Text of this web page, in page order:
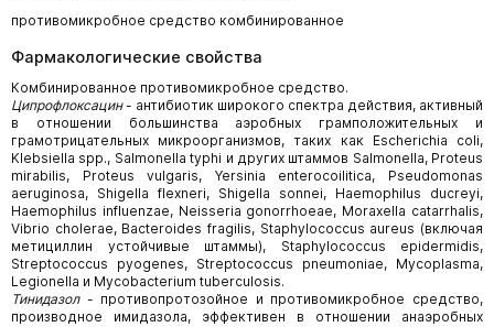
противомикробное средство комбинированное
Фармакологические свойства
Комбинированное противомикробное средство.
Ципрофлоксацин- антибиотик широкого спектра действия, активный
в отношении большинства аэробных грамположительных и
грамотрицательных микроорганизмов, таких как Escherichia coli,
Klebsiella spp., Salmonella typhi и других штаммов Salmonella, Proteus
mirabilis, Proteus vulgaris, Yersinia enterocoilitica, Pseudomonas
aeruginosa, Shigella flexneri, Shigella sonnei, Haemophilus ducreyi,
Haemophilus influenzae, Neisseria gonorrhoeae, Moraxella catarrhalis,
Vibrio cholerae, Bacteroides fragilis, Staphylococcus aureus (включая
метициллин устойчивые штаммы), Staphylococcus epidermidis,
Streptococcus pyogenes, Streptococcus pneumoniae, Mycoplasma,
Legionella и Mycobacterium tuberculosis.
Тинидазол- противопротозойное и противомикробное средство,
производное имидазола, эффективен в отношении анаэробных